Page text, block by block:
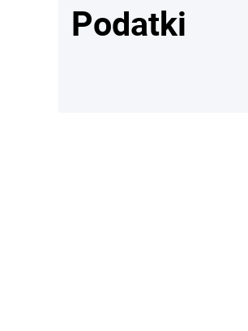
Podatki